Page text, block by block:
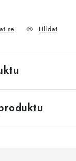
podmínky
údajů
se Hlídat